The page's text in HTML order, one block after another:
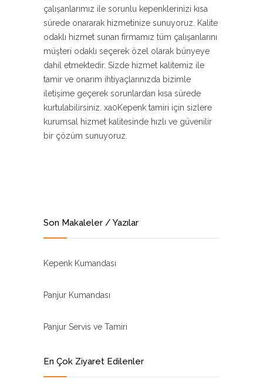
çalışanlarımız ile sorunlu kepenklerinizi kısa
sürede onararak hizmetinize sunuyoruz. Kalite
odaklı hizmet sunan firmamız tüm çalışanlarını
müşteri odaklı seçerek özel olarak bünyeye
dahil etmektedir. Sizde hizmet kalitemiz ile
tamir ve onarım ihtiyaçlarınızda bizimle
iletişime geçerek sorunlardan kısa sürede
kurtulabilirsiniz. xa0Kepenk tamiri için sizlere
kurumsal hizmet kalitesinde hızlı ve güvenilir
bir çözüm sunuyoruz.
Son Makaleler / Yazılar
Kepenk Kumandası
Panjur Kumandası
Panjur Servis ve Tamiri
En Çok Ziyaret Edilenler